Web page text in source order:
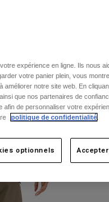
expérience en ligne. Ils nous
votre panier plein, vous
notre site web. En
que nos partenaires de
afin de personnaliser votre
politique de confidentialité
optionnels